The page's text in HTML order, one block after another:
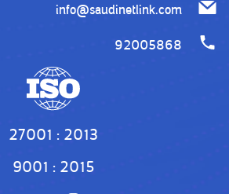
info@saudinetlink.com
92005868
27001 : 2013
9001 : 2015